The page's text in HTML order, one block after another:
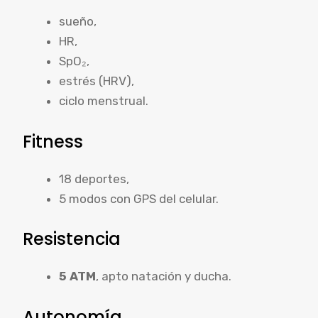
sueño,
HR,
SpO₂,
estrés (HRV),
ciclo menstrual.
Fitness
18 deportes,
5 modos con GPS del celular.
Resistencia
5 ATM, apto natación y ducha.